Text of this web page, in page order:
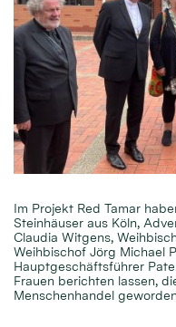
Im Projekt Red Tamar
Steinhäuser aus Köln,
Claudia Witgens,
Weihbischof Jörg Michael
Hauptgeschäftsführer
Frauen berichten lassen,
Menschenhandel